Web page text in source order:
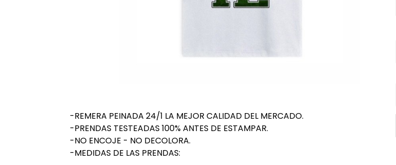
-REMERA PEINADA 24/1 LA MEJOR CALIDAD DEL MERCADO.
-PRENDAS TESTEADAS 100% ANTES DE ESTAMPAR.
-NO ENCOJE - NO DECOLORA.
-MEDIDAS DE LAS PRENDAS: